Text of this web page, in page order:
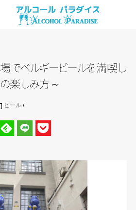
場でベルギービールを満喫し
の楽 しみ方～
ビール